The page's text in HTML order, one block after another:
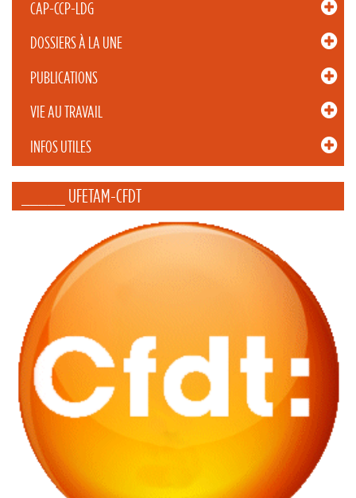
CAP-CCP-LDG
DOSSIERS À LA UNE
PUBLICATIONS
VIE AU TRAVAIL
INFOS UTILES
_____ UFETAM-CFDT